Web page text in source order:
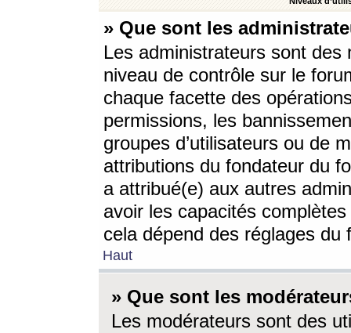
» Que sont les
Les administrateurs sont
niveau de contrôle sur le
chaque facette des
permissions, les
groupes d’utilisateurs ou de
attributions du fondateur du
a attribué(e) aux autres
avoir les capacités
cela dépend des réglages du
Haut
» Que sont les
Les modérateurs sont des